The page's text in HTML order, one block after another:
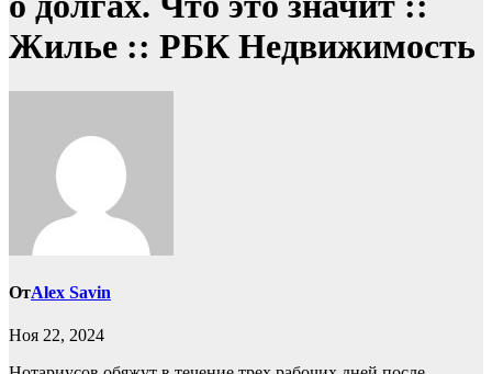
Жилье :: РБК Недвижимость
ОтAlex Savin
Ноя 22, 2024